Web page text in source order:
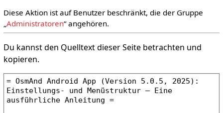
Diese Aktion ist auf Benutzer beschränkt, die der Gruppe
Administratoren“ angehören.
Du kannst den Quelltext dieser Seite betrachten und
kopieren.